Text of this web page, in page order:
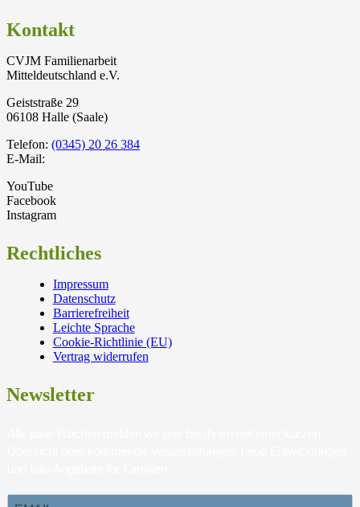
Kontakt
CVJM Familienarbeit
Mitteldeutschland e.V.
Geiststraße 29
06108 Halle (Saale)
Telefon: (0345) 20 26 384
E-Mail:
YouTube
Facebook
Instagram
Rechtliches
Impressum
Datenschutz
Barrierefreiheit
Leichte Sprache
Cookie-Richtlinie (EU)
Vertrag widerrufen
Newsletter